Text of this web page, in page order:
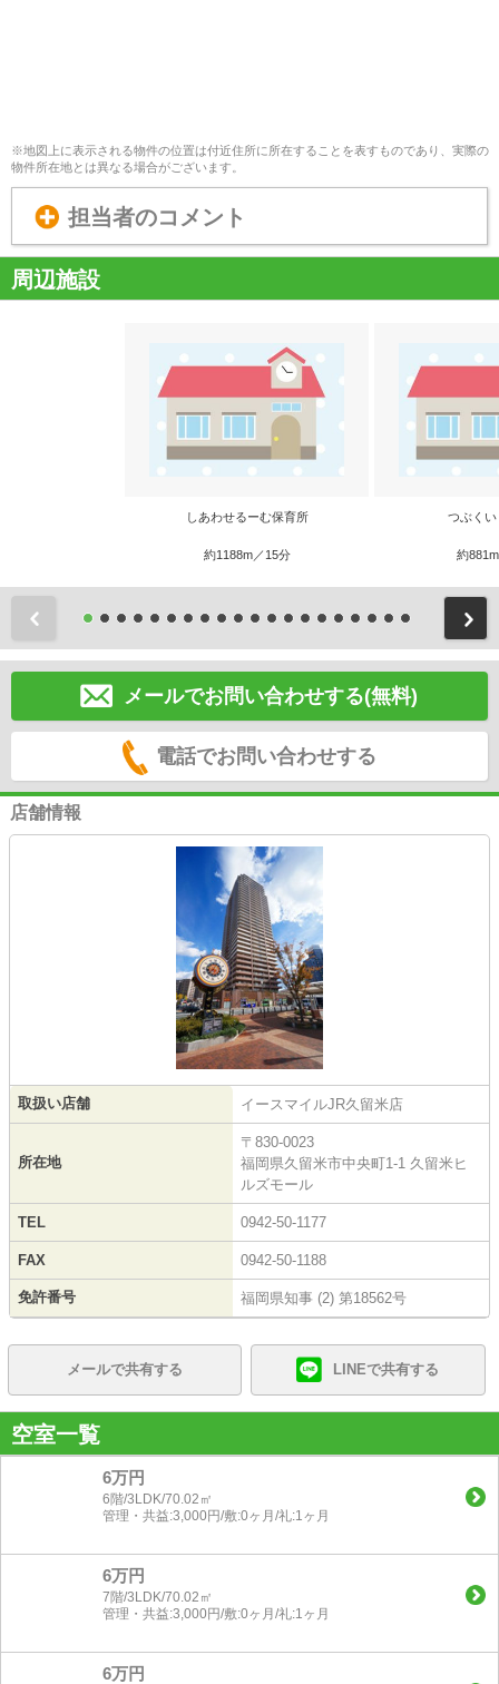
※地図上に表示される物件の位置は付近住所に所在することを表すものであり、実際の
物件所在地とは異なる場合がございます。
担当者のコメント
周辺施設
しあわせるーむ保育所
約1188m／15分
つぶく
約
メールでお問い合わせする(無料)
電話でお問い合わせする
店舗情報
取扱い店舗 イースマイルJR久留米店
所在地
〒830-0023
福岡県久留米市中央町1-1 久留米ヒ
ルズモール
TEL 0942-50-1177
FAX 0942-50-1188
免許番号 福岡県知事 (2) 第18562号
メールで共有する LINEで共有する
空室一覧
6万円
6階/3LDK/70.02㎡
管理・共益:3,000円/敷:0ヶ月/礼:1ヶ月
6万円
7階/3LDK/70.02㎡
管理・共益:3,000円/敷:0ヶ月/礼:1ヶ月
6万円